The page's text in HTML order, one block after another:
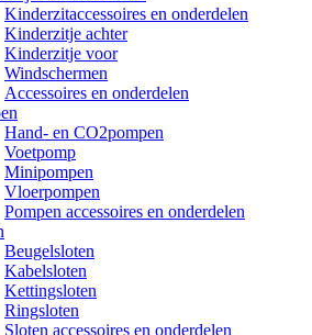
Kinderzitaccessoires en onderdelen
Kinderzitje achter
Kinderzitje voor
Windschermen
Accessoires en onderdelen
Hand- en CO2pompen
Voetpomp
Minipompen
Vloerpompen
Pompen accessoires en onderdelen
Beugelsloten
Kabelsloten
Kettingsloten
Ringsloten
Sloten accessoires en onderdelen